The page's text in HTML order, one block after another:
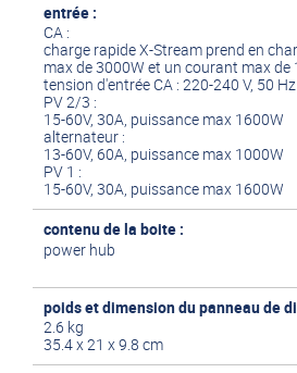
entrée :
CA :
charge rapide X-Stream prend en
max de 3000W et un courant max de
tension d'entrée CA : 220-240 V, 50
PV 2/3 :
15-60V, 30A, puissance max 1600W
alternateur :
13-60V, 60A, puissance max 1000W
PV 1 :
15-60V, 30A, puissance max 1600W
contenu de la boite :
power hub
poids et dimension du panneau de
2.6 kg
35.4 x 21 x 9.8 cm